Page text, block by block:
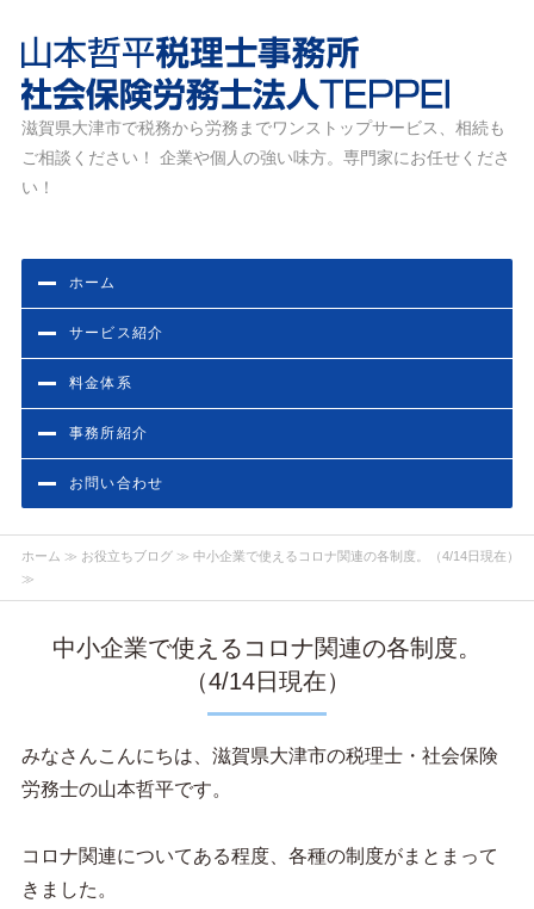
滋賀県大津市の税務・労務相談なら山本哲平税理士事務
所・社会保険労務士法人TEPPEI
滋賀県大津市で税務から労務までワンストップサービス、相続も
ご相談ください！ 企業や個人の強い味方。専門家にお任せくださ
い！
ホーム
サービス紹介
料金体系
事務所紹介
お問い合わせ
ホーム ≫ お役立ちブログ≫ 中小企業で使えるコロナ関連の各制度。（4/14日現在）
≫
中小企業で使えるコロナ関連の各制度。
（4/14日現在）
みなさんこんにちは、滋賀県大津市の税理士・社会保険
労務士の山本哲平です。
コロナ関連についてある程度、各種の制度がまとまって
きました。